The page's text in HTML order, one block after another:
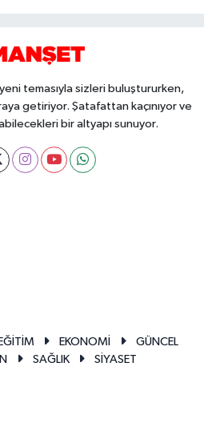
temasıyla sizleri buluştururken,
getiriyor. Şatafattan kaçınıyor ve
bir altyapı sunuyor.
EKONOMİ
GÜNCEL
SAĞLIK
SİYASET